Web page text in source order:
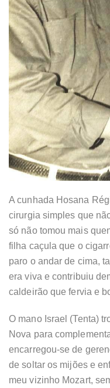
A cunhada Hosana
cirurgia simples que
só não tomou mais
filha caçula que o
paro o andar de cima,
era viva e contribuiu
caldeirão que fervia e
O mano Israel (Tenta)
Nova para
encarregou-se de
de soltar os mijões e
meu vizinho Mozart,